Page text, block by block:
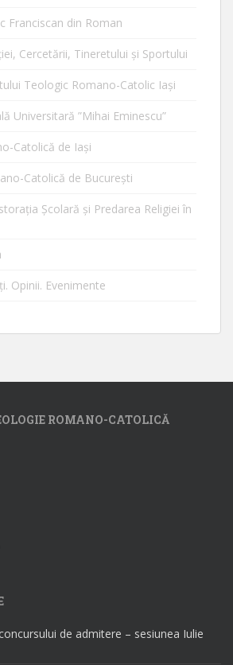
Franciscan din Roman
Cercetării, Tineretului şi Sportului
Teologic Romano-Catolic Iaşi
Universitară ”Mihai Eminescu”
Catolică de Iaşi
Catolică de Bucureşti
Școlară și Predarea Religiei în
Opinii. Evenimente
ROMANO-CATOLICĂ
de admitere – sesiunea Iulie